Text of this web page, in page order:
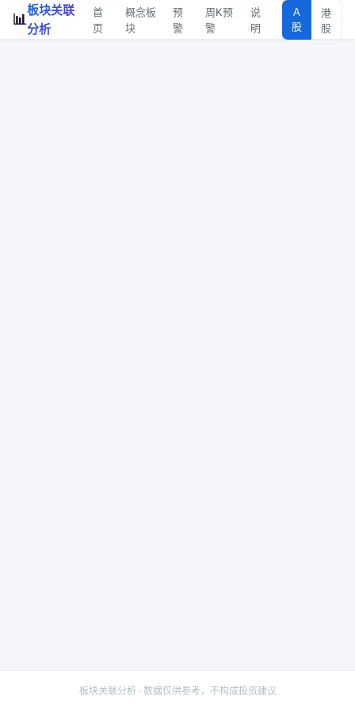
📊
板块关联
分析
首
页
概念板
块
预
警
周K预
警
说
明
A
股
港
股
板块关联分析 · 数据仅供参考，不构成投资建议